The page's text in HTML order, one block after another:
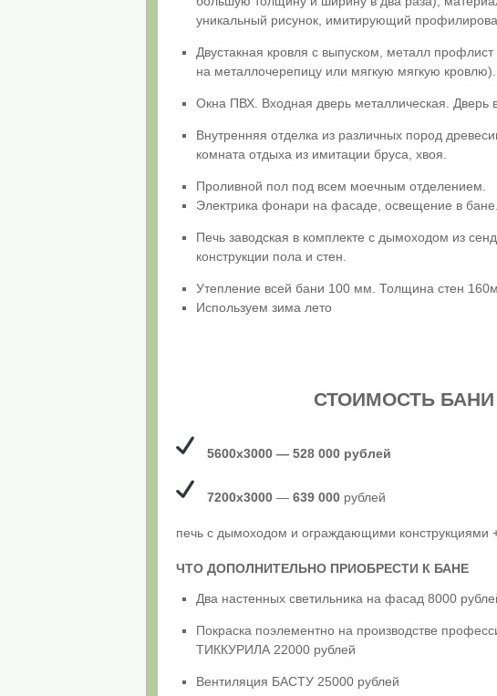
уникальный рисунок, имитирующий
Двустакная кровля с выпуском, металл
на металлочерепицу или мягкую мягкую кровлю).
Окна ПВХ. Входная дверь металлическая. Дверь
Внутренняя отделка из различных пород
комната отдыха из имитации бруса, хвоя.
Проливной пол под всем моечным отделением.
Электрика фонари на фасаде, освещение в бане.
Печь заводская в комплекте с дымоходом из
конструкции пола и стен.
Утепление всей бани 100 мм. Толщина стен
Используем зима лето
СТОИМОСТЬ БАНИ
5600х3000 — 528 000 рублей
7200х3000 — 639 000 рублей
печь с дымоходом и ограждающими конструкциями
ЧТО ДОПОЛНИТЕЛЬНО ПРИОБРЕСТИ К БАНЕ
Два настенных светильника на фасад 8000
Покраска поэлементно на производстве
ТИККУРИЛА 22000 рублей
Вентиляция БАСТУ 25000 рублей